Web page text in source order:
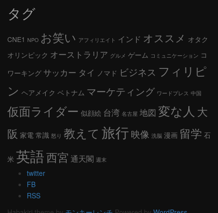
タグ
CNE1 NPO お笑い アフィリエイト インド オススメ オタク
オリンピック オーストラリア グルメ ゲーム コミュニケーション コ
ワーキング サッカー タイ ノマド ビジネス フィリピ
ン ヘアメイク ベトナム マーケティング ワードプレス 中国
仮面ライダー 似顔絵 台湾 名古屋 地図 変な人 大
阪 家電 常識 怒り 教えて 旅行 映像 洗脳 漫画 留学 石
米 英語西宮 通天閣 週末
twitter
FB
RSS